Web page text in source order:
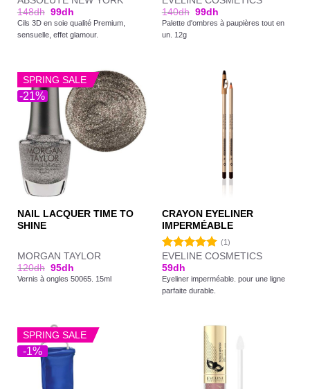
148dh 99dh
Cils 3D en soie qualité Premium,
sensuelle, effet glamour.
140dh 99dh
Palette d'ombres à paupières tout en
un. 12g
-21%
SPRING SALE
NAIL LACQUER TIME TO
SHINE
MORGAN TAYLOR
120dh 95dh
Vernis à ongles 50065. 15ml
CRAYON EYELINER
IMPERMÉABLE
Note5.00
sur 5
(1)
EVELINE COSMETICS
59dh
Eyeliner imperméable. pour une ligne
parfaite durable.
-1%
SPRING SALE